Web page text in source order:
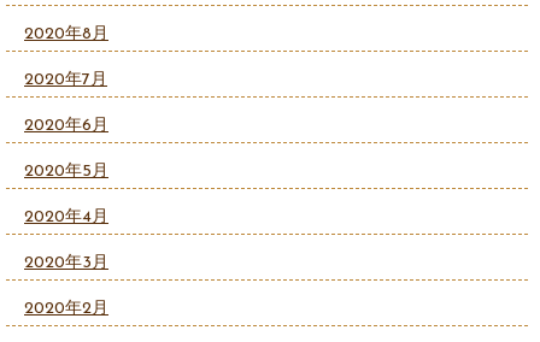
2020年8月
2020年7月
2020年6月
2020年5月
2020年4月
2020年3月
2020年2月